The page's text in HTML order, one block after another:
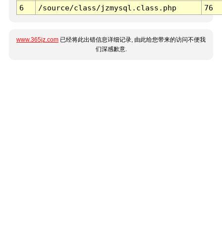
6
/source/class/jzmysql.class.php 76
www.365jz.com 已经将此出错信息详细记录, 由此给您带来的访问不便我
们深感歉意.